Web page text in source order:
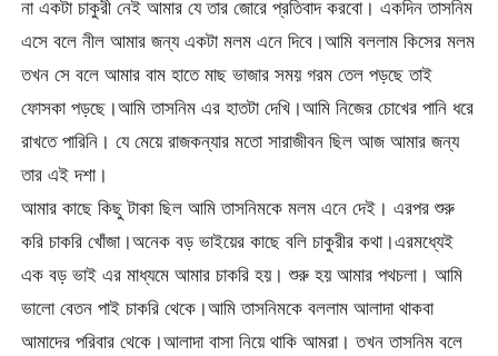
না একটা চাকুরী নেই আমার যে তার জোরে প্রতিবাদ করবো। একদিন তাসনিম
এসে বলে নীল আমার জন্য একটা মলম এনে দিবে।আমি বললাম কিসের মলম
তখন সে বলে আমার বাম হাতে মাছ ভাজার সময় গরম তেল পড়ছে তাই
ফোসকা পড়ছে।আমি তাসনিম এর হাতটা দেখি।আমি নিজের চোখের পানি ধরে
রাখতে পারিনি। যে মেয়ে রাজকন্যার মতো সারাজীবন ছিল আজ আমার জন্য
তার এই দশা।
আমার কাছে কিছু টাকা ছিল আমি তাসনিমকে মলম এনে দেই। এরপর শুরু
করি চাকরি খোঁজা।অনেক বড় ভাইয়ের কাছে বলি চাকুরীর কথা।এরমধ্যেই
এক বড় ভাই এর মাধ্যমে আমার চাকরি হয়। শুরু হয় আমার পথচলা। আমি
ভালো বেতন পাই চাকরি থেকে।আমি তাসনিমকে বললাম আলাদা থাকবা
আমাদের পরিবার থেকে।আলাদা বাসা নিয়ে থাকি আমরা। তখন তাসনিম বলে